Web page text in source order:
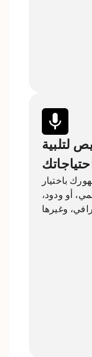
لتلبية
احتياجاتك
باختيار
أو ودود،